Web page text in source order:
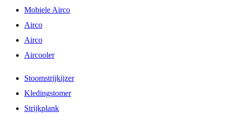
Mobiele Airco
Airco
Airco
Aircooler
Stoomstrijkijzer
Kledingstomer
Strijkplank